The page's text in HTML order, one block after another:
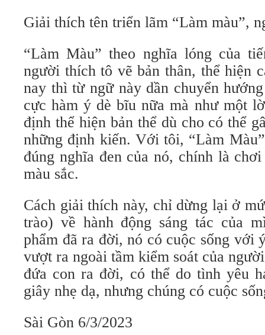
Giải thích tên triển lãm “Làm màu”,
“Làm Màu” theo nghĩa lóng của
người thích tô vẽ bản thân, thể hiện
nay thì từ ngữ này dần chuyển
cực hàm ý dè bĩu nữa mà như một
định thể hiện bản thể dù cho có thể
những định kiến. Với tôi, “Làm
đúng nghĩa đen của nó, chính là
màu sắc.
Cách giải thích này, chỉ dừng lại ở
trào) về hành động sáng tác của
phẩm đã ra đời, nó có cuộc sống với
vượt ra ngoài tầm kiểm soát của
đứa con ra đời, có thể do tình yêu
giây nhẹ dạ, nhưng chúng có cuộc
Sài Gòn 6/3/2023